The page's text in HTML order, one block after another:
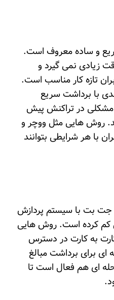
و ساده معروف است.
زیادی نمی گیرد و
تازه کار مناسب است.
با برداشت سریع
در تراکنش پیش
روش هایی مثل ووچر و
با هر شرایطی بتوانند
جت بت با سیستم پردازش
کم کرده است. روش هایی
به کارت در دسترس
برای برداشت مبالغ
ای هم فعال است تا